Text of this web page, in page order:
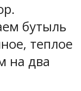
бутыль
теплое
на два